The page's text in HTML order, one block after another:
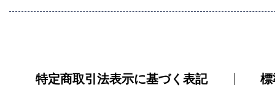
特定商取引法表示に基づく表記
標